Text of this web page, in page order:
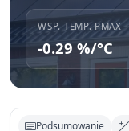
WSP. TEMP. PMAX
-0.29 %/°C
Podsumowanie